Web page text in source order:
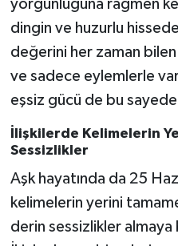
yorgunluğuna rağmen
dingin ve huzurlu
değerini her zaman
ve sadece eylemlerle
eşsiz gücü de bu
İlişkilerde Kelimelerin
Sessizlikler
Aşk hayatında da 25
kelimelerin yerini
derin sessizlikler almaya